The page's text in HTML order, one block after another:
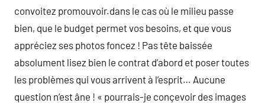
convoitez promouvoir.dans le cas où le milieu passe
bien, que le budget permet vos besoins, et que vous
appréciez ses photos foncez ! Pas tête baissée
absolument lisez bien le contrat d’abord et poser toutes
les problèmes qui vous arrivent à l’esprit… Aucune
question n’est âne ! « pourrais-je conçevoir des images